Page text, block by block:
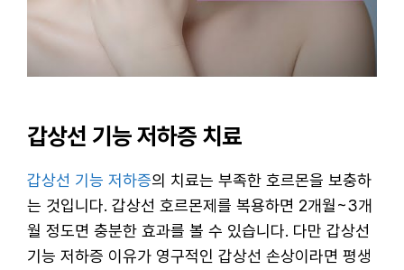
갑상선 기능 저하증 치료
갑상선 기능 저하증의 치료는 부족한 호르몬을 보충하
는 것입니다. 갑상선 호르몬제를 복용하면 2개월~3개
월 정도면 충분한 효과를 볼 수 있습니다. 다만 갑상선
기능 저하증 이유가 영구적인 갑상선 손상이라면 평생